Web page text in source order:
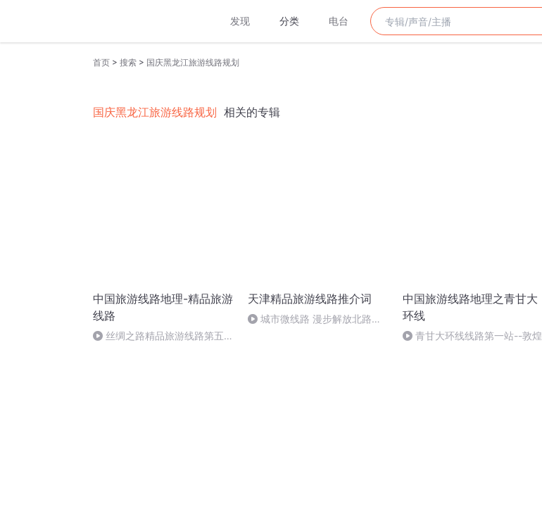
发现 分类 电台
首页 > 搜索 > 国庆黑龙江旅游线路规划
国庆黑龙江旅游线路规划 相关的专辑
中国旅游线路地理-精品旅游
线路
丝绸之路精品旅游线路第五
天津精品旅游线路推介词
城市微线路 漫步解放北路，
中国旅游线路地理之青甘大
环线
青甘大环线线路第一站--敦煌